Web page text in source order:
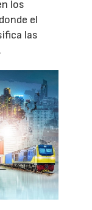
los
el
las